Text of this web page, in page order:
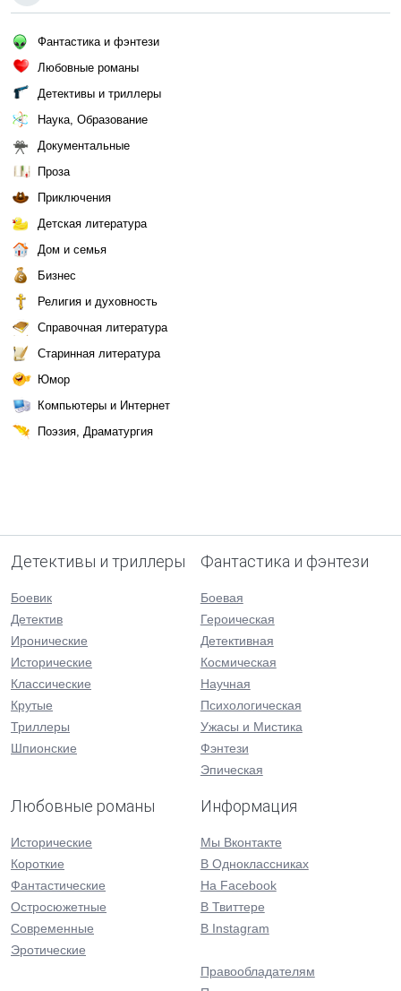
Фантастика и фэнтези
Любовные романы
Детективы и триллеры
Наука, Образование
Документальные
Проза
Приключения
Детская литература
Дом и семья
Бизнес
Религия и духовность
Справочная литература
Старинная литература
Юмор
Компьютеры и Интернет
Поэзия, Драматургия
Детективы и триллеры
Боевик
Детектив
Иронические
Исторические
Классические
Крутые
Триллеры
Шпионские
Фантастика и фэнтези
Боевая
Героическая
Детективная
Космическая
Научная
Психологическая
Ужасы и Мистика
Фэнтези
Эпическая
Любовные романы
Исторические
Короткие
Фантастические
Остросюжетные
Современные
Эротические
Информация
Мы Вконтакте
В Одноклассниках
На Facebook
В Твиттере
В Instagram
Правообладателям